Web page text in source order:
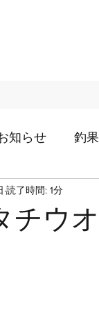
知らせ 釣果
チウオ
読了時間: 1分